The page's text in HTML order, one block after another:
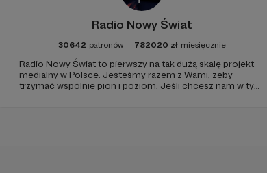
Radio Nowy Świat
30642 patronów 782020 zł miesięcznie
Radio Nowy Świat to pierwszy na tak dużą skalę projekt
medialny w Polsce. Jesteśmy razem z Wami, żeby
trzymać wspólnie pion i poziom. Jeśli chcesz nam w tym